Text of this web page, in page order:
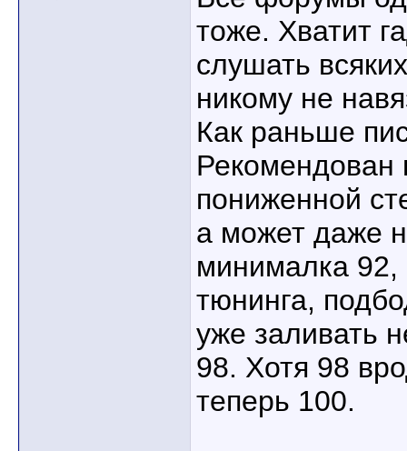
тоже. Хватит
слушать
никому не
Как раньше
Рекомендован
пониженной
а может даже
минималка 92,
тюнинга,
уже заливать
98. Хотя 98
теперь 100.